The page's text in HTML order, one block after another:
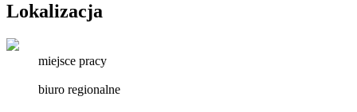
Lokalizacja
miejsce pracy
biuro regionalne